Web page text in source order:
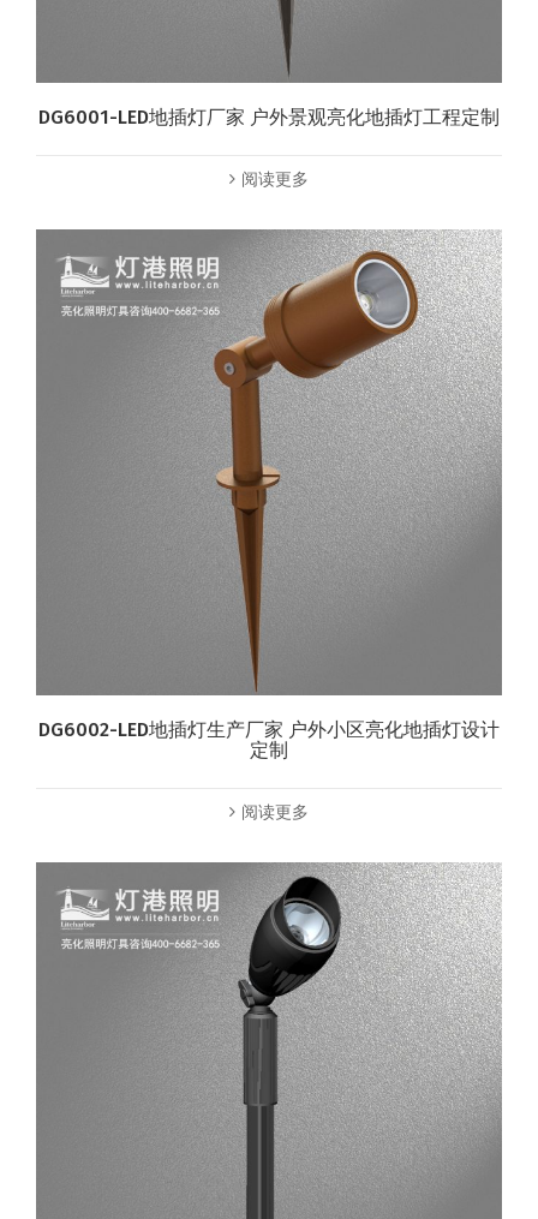
DG6001-LED地插灯厂家 户外景观亮化地插灯工程定制
阅读更多
DG6002-LED地插灯生产厂家 户外小区亮化地插灯设计
定制
阅读更多